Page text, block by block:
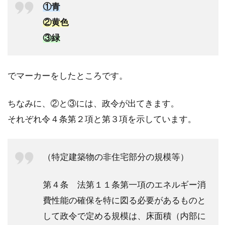
①青
②黄色
③緑
でマーカーをしたところです。
ちなみに、②と③には、政令が出てきます。
それぞれ令４条第２項と第３項を示しています。
（特定建築物の非住宅部分の規模等）
第４条 法第１１条第一項のエネルギー消
費性能の確保を特に図る必要があるものと
して政令で定める規模は、床面積（内部に